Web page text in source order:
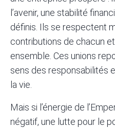
l’avenir, une stabilité
définis. Ils se respectent
contributions de chacun
ensemble. Ces unions
sens des responsabilités
la vie.
Mais si l’énergie de
négatif, une lutte pour le